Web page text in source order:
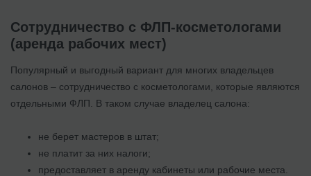
Сотрудничество с ФЛП-косметологами
(аренда рабочих мест)
Популярный и выгодный вариант для многих владельцев
салонов – сотрудничество с косметологами, которые являются
отдельными ФЛП. В таком случае владелец салона:
не берет мастеров в штат;
не платит за них налоги;
предоставляет в аренду кабинеты или рабочие места.